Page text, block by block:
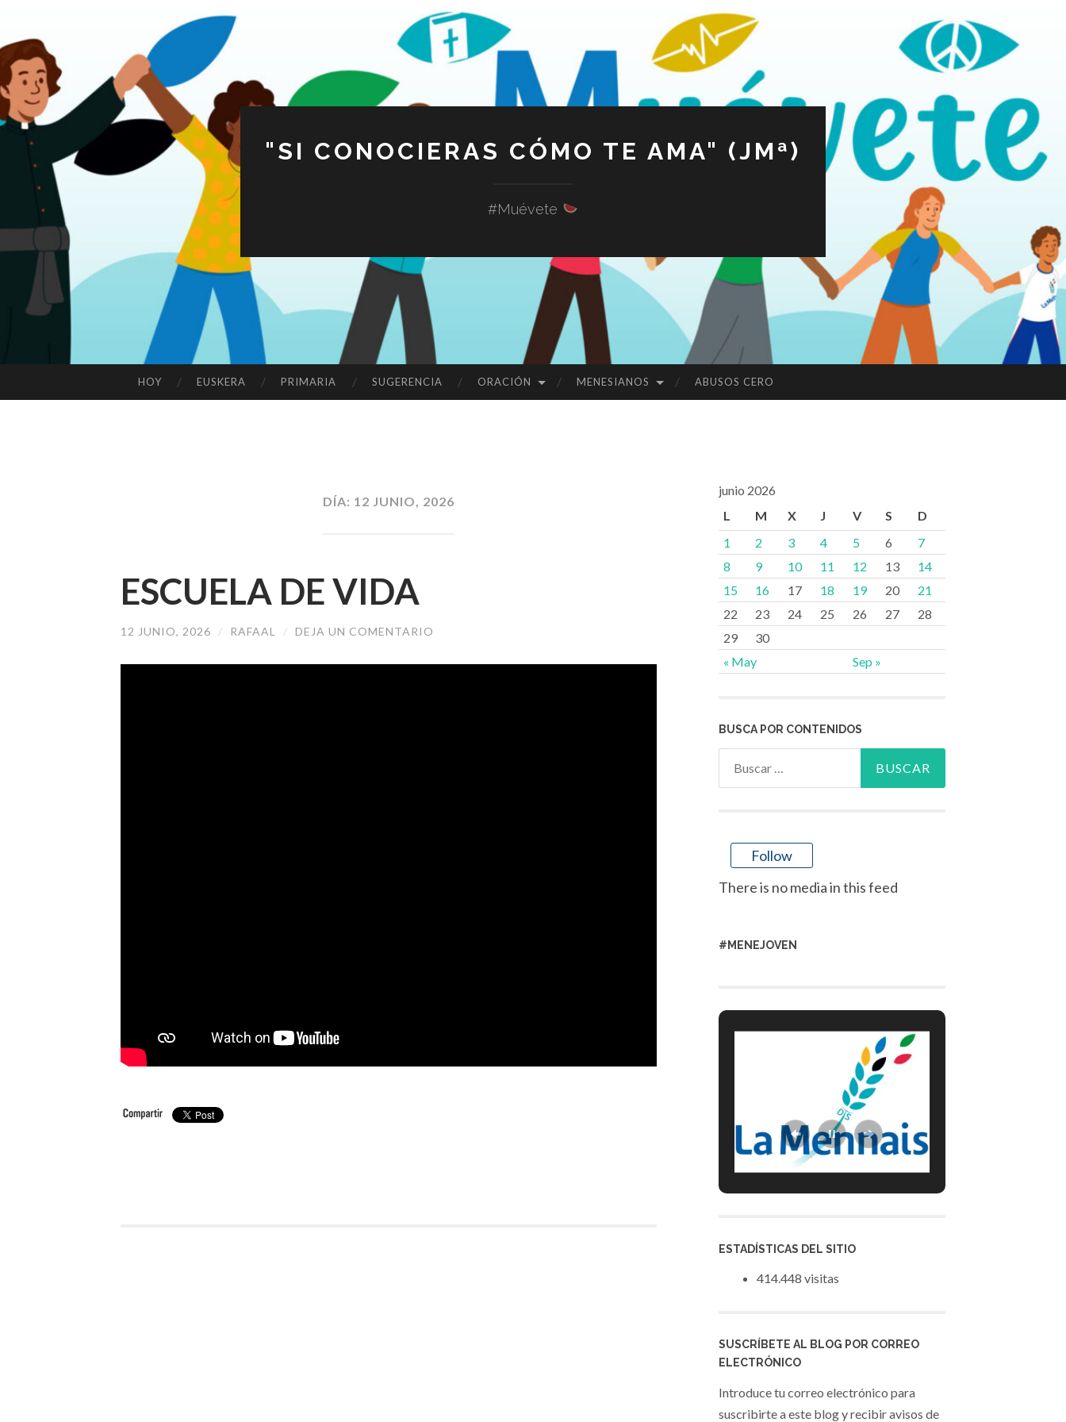
"SI CONOCIERAS CÓMO TE AMA" (JMª)
#Muévete
AL
HOY EUSKERA PRIMARIA SUGERENCIA ORACIÓN MENESIANOS ABUSOS CERO
DÍA: 12 JUNIO, 2026
ESCUELA DE VIDA
12 JUNIO, 2026 / RAFAAL / DEJA UN COMENTARIO
junio 2026
L
M X J V S D
« May Sep »
1 2 3 4 5 6
7
8
9 10 11 12 13
14
15
16 17 18 19 20
21
22
23 24 25 26 27
28
29
30
BUSCA POR CONTENIDOS
Follow
There is no media in this feed
#MENEJOVEN
ESTADÍSTICAS DEL SITIO
414.448 visitas
SUSCRÍBETE AL BLOG POR CORREO
ELECTRÓNICO
Introduce tu correo electrónico para
suscribirte a este blog y recibir avisos de